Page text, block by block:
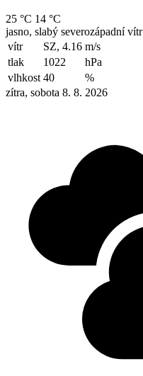
25 °C 14 °C
jasno, slabý severozápadní vítr
vítr
SZ, 4.16 m/s
tlak
1022
hPa
vlhkost 40
%
zítra, sobota 8. 8. 2026